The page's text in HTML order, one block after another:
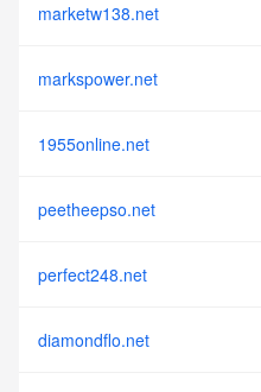
marketw138.net
markspower.net
1955online.net
peetheepso.net
perfect248.net
diamondflo.net